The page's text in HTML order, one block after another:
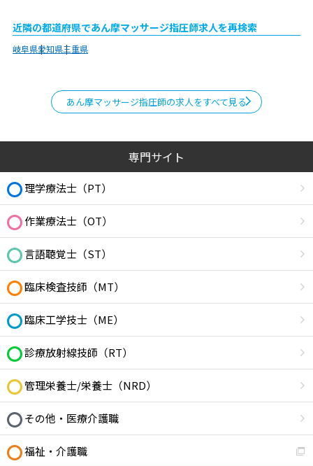
近隣の都道府県であん摩マッサージ指圧師求人を再検索
岐阜県愛知県三重県
あん摩マッサージ指圧師の求人をすべて見る
専門サイト
理学療法士（PT）
作業療法士（OT）
言語聴覚士（ST）
臨床検査技師（MT）
臨床工学技士（ME）
診療放射線技師（RT）
管理栄養士/栄養士（NRD）
その他・医療介護職
福祉・介護職